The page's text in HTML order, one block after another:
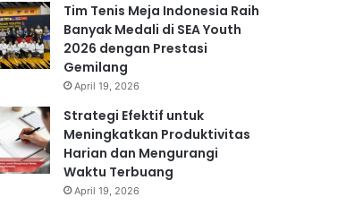
Tim Tenis Meja Indonesia Raih
Banyak Medali di SEA Youth
2026 dengan Prestasi
Gemilang
April 19, 2026
Strategi Efektif untuk
Meningkatkan Produktivitas
Harian dan Mengurangi
Waktu Terbuang
April 19, 2026